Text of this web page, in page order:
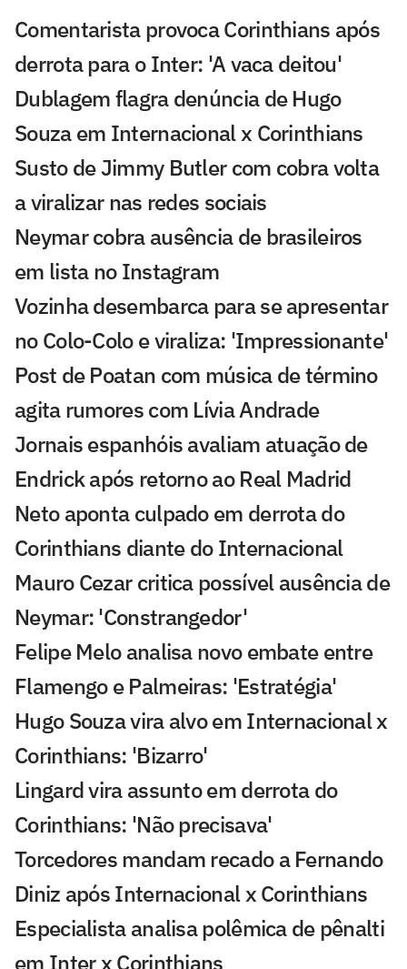
Comentarista provoca Corinthians após
derrota para o Inter: 'A vaca deitou'
Dublagem flagra denúncia de Hugo
Souza em Internacional x Corinthians
Susto de Jimmy Butler com cobra volta
a viralizar nas redes sociais
Neymar cobra ausência de brasileiros
em lista no Instagram
Vozinha desembarca para se apresentar
no Colo-Colo e viraliza: 'Impressionante'
Post de Poatan com música de término
agita rumores com Lívia Andrade
Jornais espanhóis avaliam atuação de
Endrick após retorno ao Real Madrid
Neto aponta culpado em derrota do
Corinthians diante do Internacional
Mauro Cezar critica possível ausência de
Neymar: 'Constrangedor'
Felipe Melo analisa novo embate entre
Flamengo e Palmeiras: 'Estratégia'
Hugo Souza vira alvo em Internacional x
Corinthians: 'Bizarro'
Lingard vira assunto em derrota do
Corinthians: 'Não precisava'
Torcedores mandam recado a Fernando
Diniz após Internacional x Corinthians
Especialista analisa polêmica de pênalti
em Inter x Corinthians